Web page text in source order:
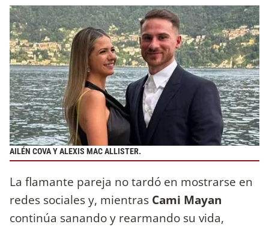
AILÉN COVA Y ALEXIS MAC ALLISTER.
La flamante pareja no tardó en mostrarse en
redes sociales y, mientras Cami Mayan
continúa sanando y rearmando su vida,